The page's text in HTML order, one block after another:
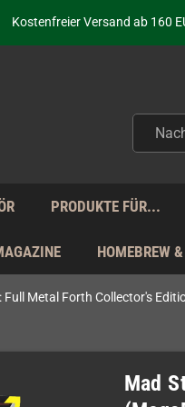
Kostenfreier Versand ab 160
Seit über 20 Jahren Deine
Täglicher Versand Mo - Fr aus
PRODUKTE FÜR...
HOMEBREW
Full Metal Forth Collector's
Mad